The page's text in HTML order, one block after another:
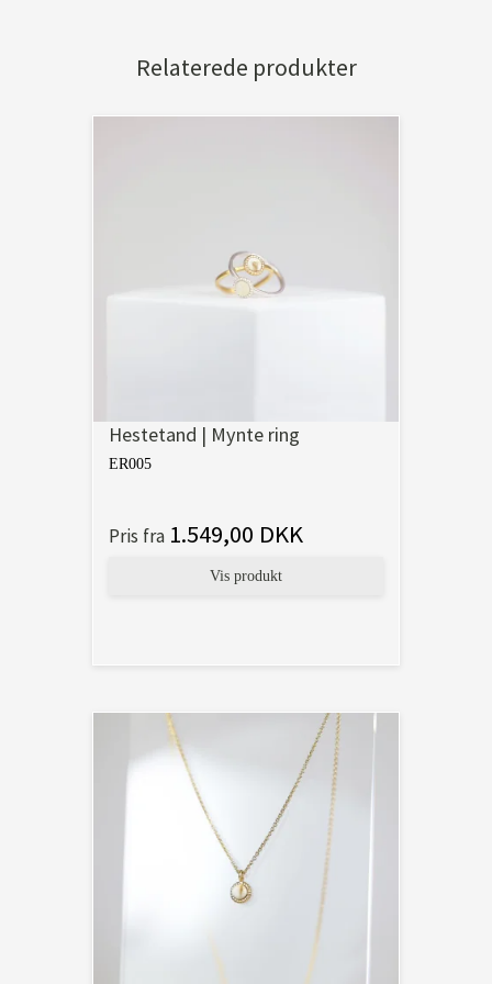
Relaterede produkter
Hestetand | Mynte ring
ER005
Pris fra 1.549,00 DKK
Vis produkt